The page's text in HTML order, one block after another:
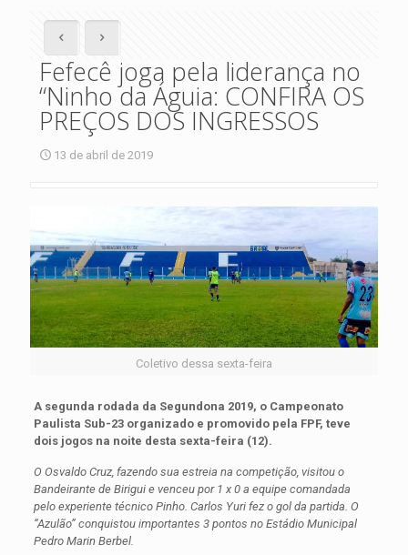
Fefecê joga pela liderança no
“Ninho da Águia: CONFIRA OS
PREÇOS DOS INGRESSOS
13 de abril de 2019
Coletivo dessa sexta-feira
A segunda rodada da Segundona 2019, o Campeonato
Paulista Sub-23 organizado e promovido pela FPF, teve
dois jogos na noite desta sexta-feira (12).
O Osvaldo Cruz, fazendo sua estreia na competição, visitou o
Bandeirante de Birigui e venceu por 1 x 0 a equipe comandada
pelo experiente técnico Pinho. Carlos Yuri fez o gol da partida. O
“Azulão” conquistou importantes 3 pontos no Estádio Municipal
Pedro Marin Berbel.